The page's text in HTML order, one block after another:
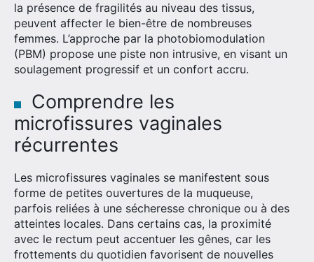
la présence de fragilités au niveau des tissus,
peuvent affecter le bien-être de nombreuses
femmes. L’approche par la photobiomodulation
(PBM) propose une piste non intrusive, en visant un
soulagement progressif et un confort accru.
Comprendre les
microfissures vaginales
récurrentes
Les microfissures vaginales se manifestent sous
forme de petites ouvertures de la muqueuse,
parfois reliées à une sécheresse chronique ou à des
atteintes locales. Dans certains cas, la proximité
avec le rectum peut accentuer les gênes, car les
frottements du quotidien favorisent de nouvelles